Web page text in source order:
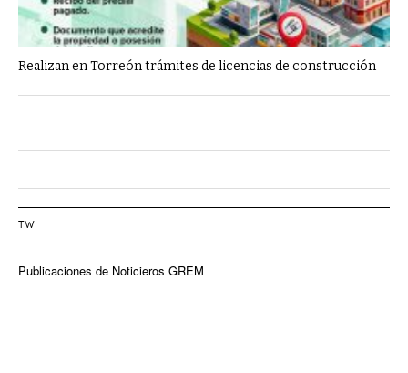
Realizan en Torreón trámites de licencias de construcción
TW
Publicaciones de Noticieros GREM